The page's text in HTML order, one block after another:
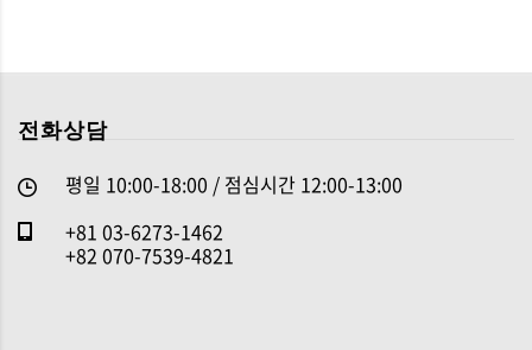
전화상담
평일 10:00-18:00 / 점심시간 12:00-13:00
+81 03-6273-1462
+82 070-7539-4821